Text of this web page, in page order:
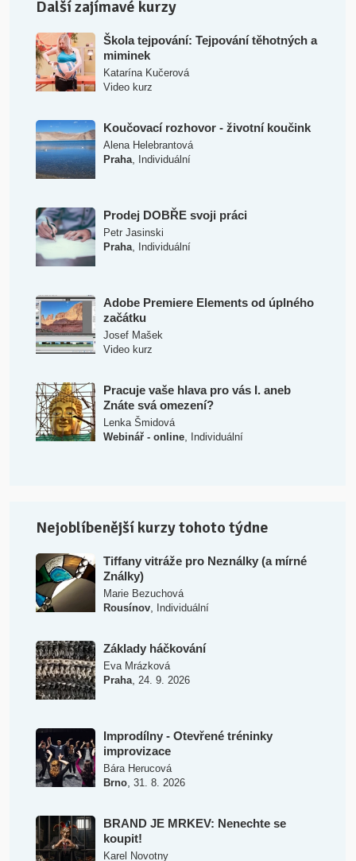
Další zajímavé kurzy
Škola tejpování: Tejpování těhotných a
miminek
Katarína Kučerová
Video kurz
Koučovací rozhovor - životní koučink
Alena Helebrantová
Praha, Individuální
Prodej DOBŘE svoji práci
Petr Jasinski
Praha, Individuální
Adobe Premiere Elements od úplného
začátku
Josef Mašek
Video kurz
Pracuje vaše hlava pro vás I. aneb
Znáte svá omezení?
Lenka Šmidová
Webinář - online, Individuální
Nejoblíbenější kurzy tohoto týdne
Tiffany vitráže pro Neználky (a mírné
Ználky)
Marie Bezuchová
Rousínov, Individuální
Základy háčkování
Eva Mrázková
Praha, 24. 9. 2026
Improdílny - Otevřené tréninky
improvizace
Bára Herucová
Brno, 31. 8. 2026
BRAND JE MRKEV: Nenechte se
koupit!
Karel Novotny